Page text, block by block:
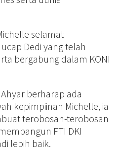
selamat
Dedi yang telah
bergabung dalam KONI
Ahyar berharap ada
kepimpiinan Michelle, ia
terobosan-terobosan
FTI DKI
lebih baik.